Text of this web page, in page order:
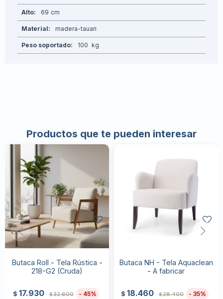
Alto 69
Material madera-tauari
Peso soportado 100
Productos que te pueden interesar
Butaca Roll - Tela Rústica -
218-G2 (Cruda)
$ 17.930 $32.600 45
Butaca NH - Tela Aquaclean
- A fabricar
$ 18.460 $28.400 35